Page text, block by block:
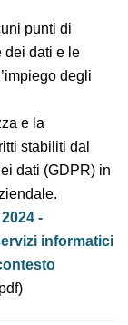
delle
punti di
dei dati e le
degli
e la
diritti stabiliti
dei dati
2024 -